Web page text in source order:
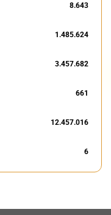
8.643
1.485.624
3.457.682
661
12.457.016
6